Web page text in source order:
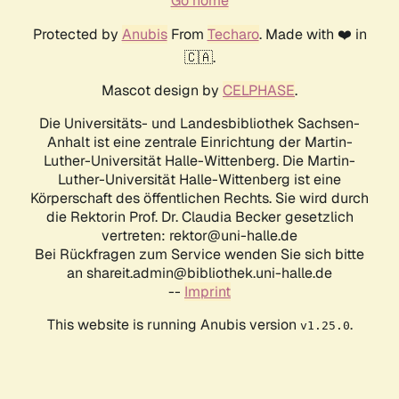
Protected by AnubisFrom Techaro. Made with ❤️ in
🇨🇦.
Mascot design by CELPHASE.
Die Universitäts- und Landesbibliothek Sachsen-
Anhalt ist eine zentrale Einrichtung der Martin-
Luther-Universität Halle-Wittenberg. Die Martin-
Luther-Universität Halle-Wittenberg ist eine
Körperschaft des öffentlichen Rechts. Sie wird durch
die Rektorin Prof. Dr. Claudia Becker gesetzlich
vertreten: rektor@uni-halle.de
Bei Rückfragen zum Service wenden Sie sich bitte
an shareit.admin@bibliothek.uni-halle.de
-- Imprint
This website is running Anubis version v1.25.0.